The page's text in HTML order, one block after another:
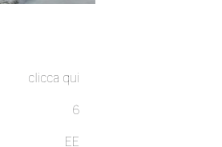
clicca qui
6
EE